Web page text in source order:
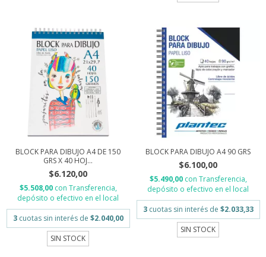
BLOCK PARA DIBUJO A4 DE 150
GRS X 40 HOJ...
$6.120,00
$5.508,00 con Transferencia,
depósito o efectivo en el local
3 cuotas sin interés de $2.040,00
SIN STOCK
BLOCK PARA DIBUJO A4 90 GRS
$6.100,00
$5.490,00 con Transferencia,
depósito o efectivo en el local
3 cuotas sin interés de $2.033,33
SIN STOCK